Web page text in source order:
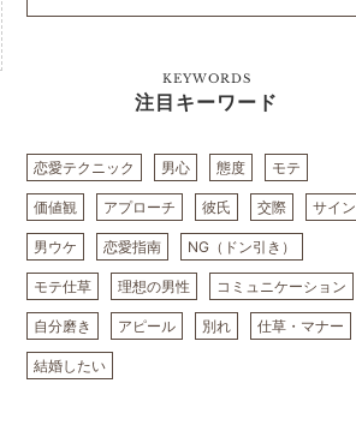
KEYWORDS
注目キーワード
恋愛テクニック 男心 態度 モテ
価値観 アプローチ 彼氏 交際 サイン
男ウケ 恋愛指南 NG（ドン引き）
モテ仕草 理想の男性 コミュニケーション
自分磨き アピール 別れ 仕草・マナー
結婚したい